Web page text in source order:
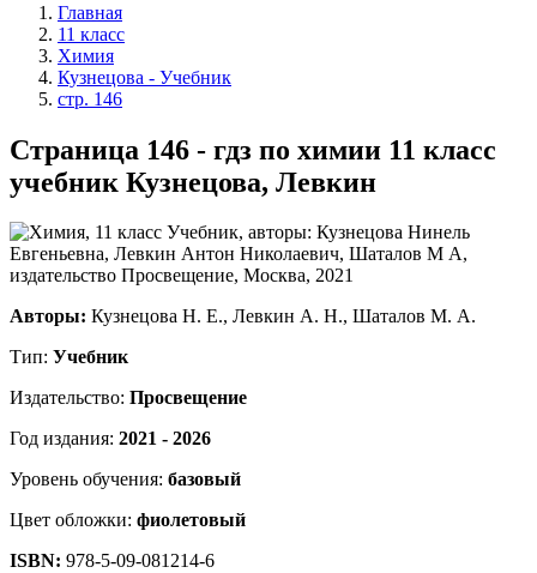
Главная
11 класс
Химия
Кузнецова - Учебник
стр. 146
Страница 146 - гдз по химии 11 класс
учебник Кузнецова, Левкин
Авторы: Кузнецова Н. Е., Левкин А. Н., Шаталов М. А.
Тип: Учебник
Издательство: Просвещение
Год издания: 2021 - 2026
Уровень обучения: базовый
Цвет обложки: фиолетовый
ISBN: 978-5-09-081214-6